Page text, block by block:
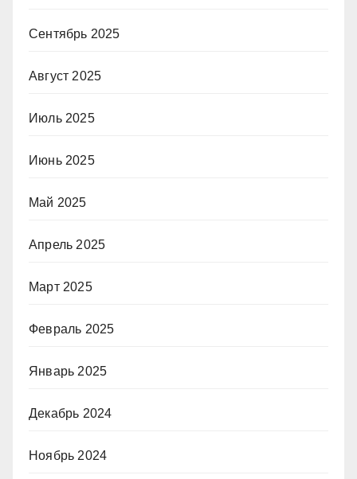
Сентябрь 2025
Август 2025
Июль 2025
Июнь 2025
Май 2025
Апрель 2025
Март 2025
Февраль 2025
Январь 2025
Декабрь 2024
Ноябрь 2024